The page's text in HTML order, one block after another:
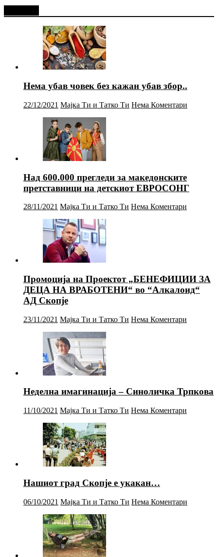
Нема убав човек без кажан убав збор..
22/12/2021 Мајка Ти и Татко Ти Нема Коментари
Над 600.000 прегледи за македонските
претставници на детскиот ЕВРОСОНГ
28/11/2021 Мајка Ти и Татко Ти Нема Коментари
Промоција на Проектот „БЕНЕФИЦИИ ЗА
ДЕЦА НА ВРАБОТЕНИ“ во “Алкалоид“
АД Скопје
23/11/2021 Мајка Ти и Татко Ти Нема Коментари
Неделна имагинација – Синоличка Трпкова
11/10/2021 Мајка Ти и Татко Ти Нема Коментари
Нашиот град Скопје е укакан…
06/10/2021 Мајка Ти и Татко Ти Нема Коментари